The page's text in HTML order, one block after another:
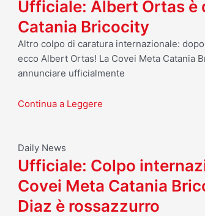
Ufficiale: Albert Ortas è
Catania Bricocity
Altro colpo di caratura internazionale:
ecco Albert Ortas! La Covei Meta Catania
annunciare ufficialmente
Continua a Leggere
Daily News
Ufficiale: Colpo
Covei Meta Catania
Diaz è rossazzurro